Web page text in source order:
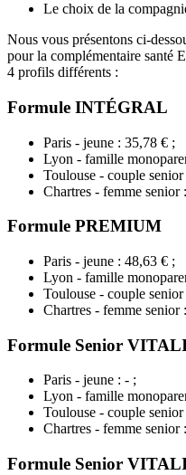
Le choix de la
Nous vous présentons ci-
pour la complémentaire santé
4 profils différents :
Formule INTÉGRAL
Paris - jeune : 35,78 € ;
Lyon - famille
Toulouse - couple
Chartres - femme senior
Formule PREMIUM
Paris - jeune : 48,63 € ;
Lyon - famille
Toulouse - couple
Chartres - femme senior
Formule Senior
Paris - jeune : - ;
Lyon - famille
Toulouse - couple
Chartres - femme senior
Formule Senior